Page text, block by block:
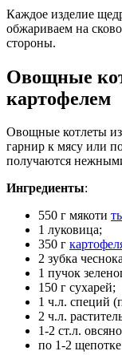
Каждое изделие
обжариваем на
стороны.
Овощные
картофелем
Овощные котлеты
гарнир к мясу или
получаются
Ингредиенты:
550 г мякоти
1 луковица;
350 г
2 зубка
1 пучок
150 г сухарей;
1 ч.л. специй
2 ч.л.
1-2 ст.л.
по 1-2